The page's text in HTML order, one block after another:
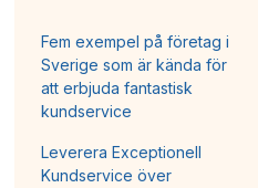
Fem exempel på företag i
Sverige som är kända för
att erbjuda fantastisk
kundservice
Leverera Exceptionell
Kundservice över